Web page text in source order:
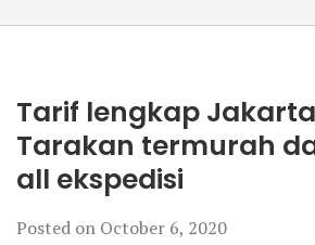
Tarif lengkap
Tarakan termurah
all ekspedisi
Posted on October 6, 2020